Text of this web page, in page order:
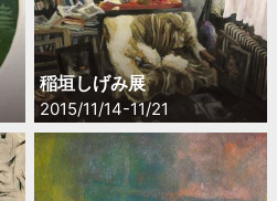
稲垣しげみ展
2015/11/14-11/21